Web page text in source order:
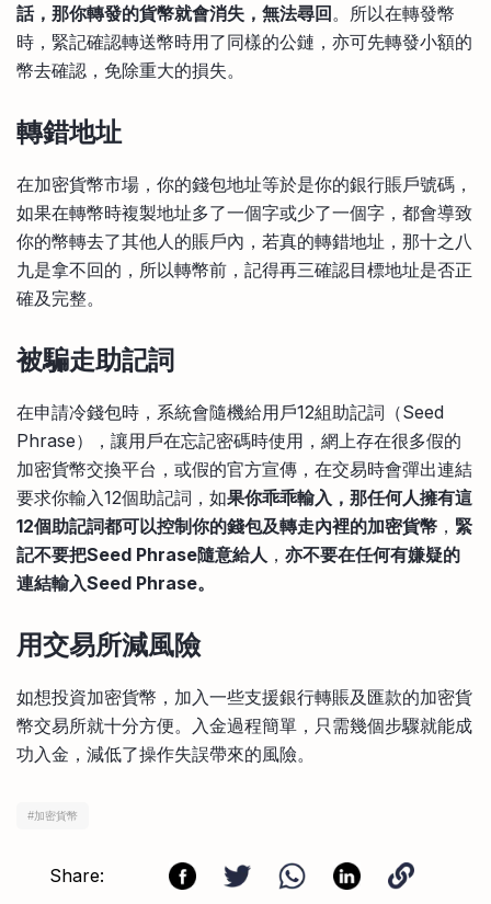
話，那你轉發的貨幣就會消失，無法尋回。所以在轉發幣
時，緊記確認轉送幣時用了同樣的公鏈，亦可先轉發小額的
幣去確認，免除重大的損失。
轉錯地址
在加密貨幣市場，你的錢包地址等於是你的銀行賬戶號碼，
如果在轉幣時複製地址多了一個字或少了一個字，都會導致
你的幣轉去了其他人的賬戶內，若真的轉錯地址，那十之八
九是拿不回的，所以轉幣前，記得再三確認目標地址是否正
確及完整。
被騙走助記詞
在申請冷錢包時，系統會隨機給用戶12組助記詞（Seed
Phrase），讓用戶在忘記密碼時使用，網上存在很多假的
加密貨幣交換平台，或假的官方宣傳，在交易時會彈出連結
要求你輸入12個助記詞，如果你乖乖輸入，那任何人擁有這
12個助記詞都可以控制你的錢包及轉走內裡的加密貨幣 ， 緊
記不要把Seed Phrase隨意給人 ， 亦不要在任何有嫌疑的
連結輸入Seed Phrase。
用交易所減風險
如想投資加密貨幣，加入一些支援銀行轉賬及匯款的加密貨
幣交易所就十分方便。入金過程簡單，只需幾個步驟就能成
功入金，減低了操作失誤帶來的風險。
#加密貨幣
Share: